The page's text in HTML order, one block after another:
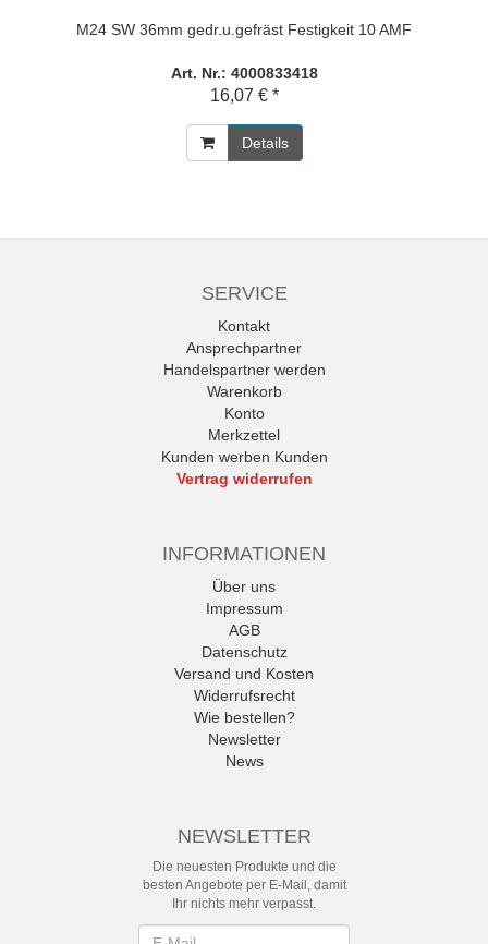
M24 SW 36mm gedr.u.gefräst Festigkeit 10 AMF
Art. Nr.: 4000833418
16,07 € *
Details
SERVICE
Kontakt
Ansprechpartner
Handelspartner werden
Warenkorb
Konto
Merkzettel
Kunden werben Kunden
Vertrag widerrufen
INFORMATIONEN
Über uns
Impressum
AGB
Datenschutz
Versand und Kosten
Widerrufsrecht
Wie bestellen?
Newsletter
News
NEWSLETTER
Die neuesten Produkte und die
besten Angebote per E-Mail, damit
Ihr nichts mehr verpasst.